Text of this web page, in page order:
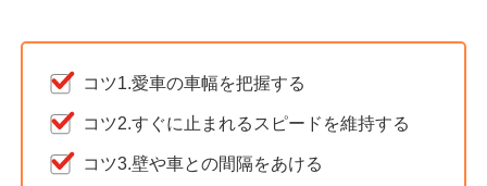
コツ1.愛車の車幅を把握する
コツ2.すぐに止まれるスピードを維持する
コツ3.壁や車との間隔をあける